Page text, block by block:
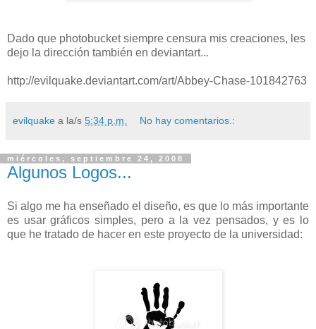
Dado que photobucket siempre censura mis creaciones, les
dejo la dirección también en deviantart...
http://evilquake.deviantart.com/art/Abbey-Chase-101842763
evilquake a la/s 5:34 p.m. No hay comentarios.:
miércoles, septiembre 24, 2008
Algunos Logos...
Si algo me ha enseñado el diseño, es que lo más importante
es usar gráficos simples, pero a la vez pensados, y es lo
que he tratado de hacer en este proyecto de la universidad: